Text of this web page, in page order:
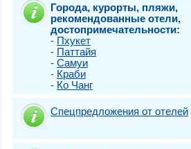
Города, курорты, пляжи,
рекомендованные отели,
достопримечательности:
- Пхукет
- Паттайя
- Самуи
- Краби
- Ко Чанг
Спецпредложения от отелей